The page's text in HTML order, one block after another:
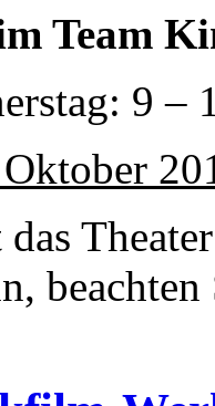
Team
9 –